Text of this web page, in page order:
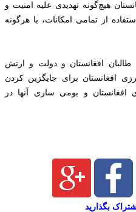
هیچ‌گونه تهدیدی علیه امنیت و
از تمامی امکانات، با هرگونه
طالبان افغانستان و دولت و ارتش
افغانستان برای جایگزین کردن
افغانستان و بومی سازی آنها در
بگذارید